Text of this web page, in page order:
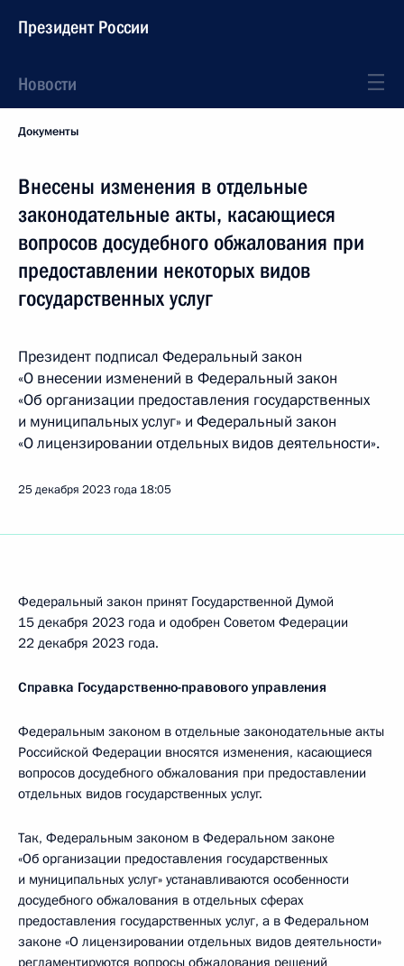
Президент России
Новости
Документы
Внесены изменения в отдельные
законодательные акты, касающиеся
вопросов досудебного обжалования при
предоставлении некоторых видов
государственных услуг
Президент подписал Федеральный закон
«О внесении изменений в Федеральный закон
«Об организации предоставления государственных
и муниципальных услуг» и Федеральный закон
«О лицензировании отдельных видов деятельности».
25 декабря 2023 года 18:05
Федеральный закон принят Государственной Думой
15 декабря 2023 года и одобрен Советом Федерации
22 декабря 2023 года.
Справка Государственно-правового управления
Федеральным законом в отдельные законодательные акты
Российской Федерации вносятся изменения, касающиеся
вопросов досудебного обжалования при предоставлении
отдельных видов государственных услуг.
Так, Федеральным законом в Федеральном законе
«Об организации предоставления государственных
и муниципальных услуг» устанавливаются особенности
досудебного обжалования в отдельных сферах
предоставления государственных услуг, а в Федеральном
законе «О лицензировании отдельных видов деятельности»
регламентируются вопросы обжалования решений